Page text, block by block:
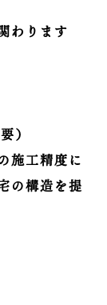
わります
）
施工精度に
の構造を提